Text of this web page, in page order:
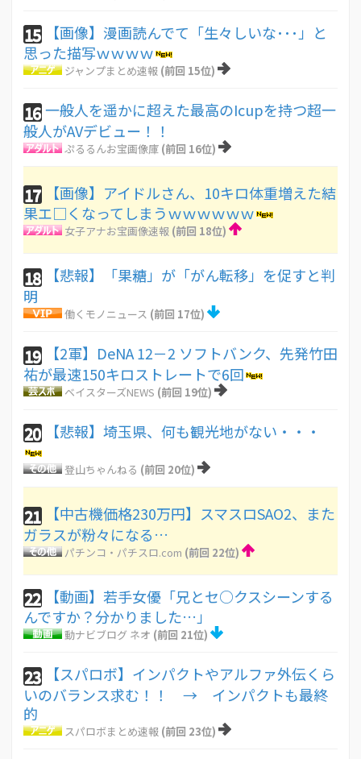
15
【画像】漫画読んでて「生々しいな･･･」と
思った描写ｗｗｗｗ
ジャンプまとめ速報 (前回 15位)
16一般人を遥かに超えた最高のIcupを持つ超一
般人がAVデビュー！！
ぷるるんお宝画像庫 (前回 16位)
17
【画像】アイドルさん、10キロ体重増えた結
果エ□くなってしまうｗｗｗｗｗｗ
女子アナお宝画像速報 (前回 18位)
18
【悲報】「果糖」が「がん転移」を促すと判
明
働くモノニュース (前回 17位)
19
【2軍】DeNA 12－2 ソフトバンク、先発竹田
祐が最速150キロストレートで6回
ベイスターズNEWS (前回 19位)
20 【悲報】埼玉県、何も観光地がない・・・
登山ちゃんねる (前回 20位)
21
【中古機価格230万円】スマスロSAO2、また
ガラスが粉々になる…
パチンコ・パチスロ.com (前回 22位)
22
【動画】若手女優「兄とセ○クスシーンする
んですか？分かりました…」
動ナビブログ ネオ (前回 21位)
23
【スパロボ】インパクトやアルファ外伝くら
いのバランス求む！！ → インパクトも最終
的
スパロボまとめ速報 (前回 23位)